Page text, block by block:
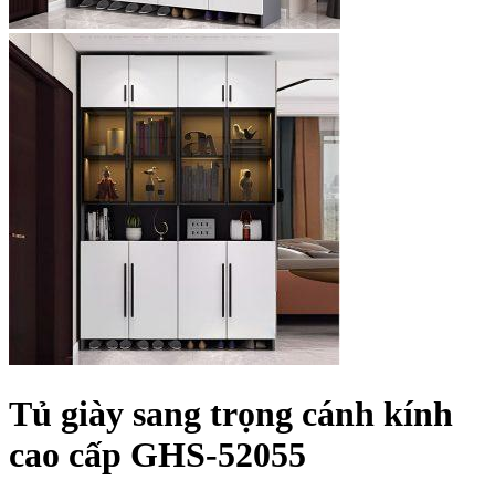
Tủ giày sang trọng cánh kính
cao cấp GHS-52055